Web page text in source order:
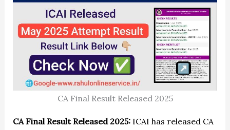
CA Final Result Released 2025
CA Final Result Released 2025: ICAI has released CA